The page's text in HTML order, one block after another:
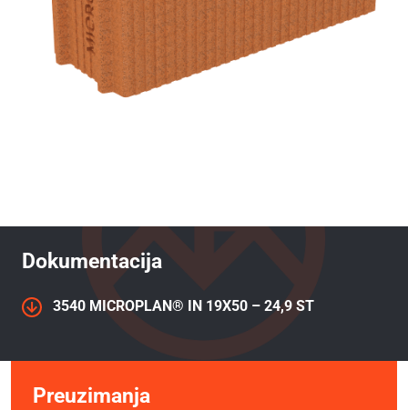
Dokumentacija
3540 MICROPLAN® IN 19X50 – 24,9 ST
Preuzimanja